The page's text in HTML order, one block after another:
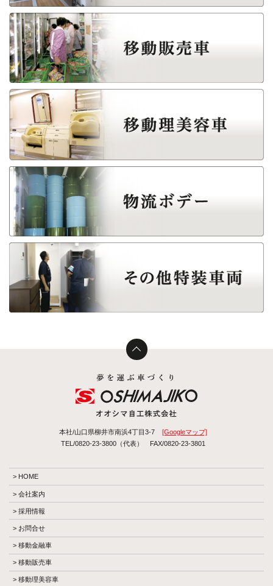
本社/山口県柳井市南浜4丁目3-7
[Googleマップ]
TEL/0820-23-3800（代表）
FAX/0820-23-3801
HOME
会社案内
採用情報
お問合せ
移動金融車
移動販売車
移動理美容車